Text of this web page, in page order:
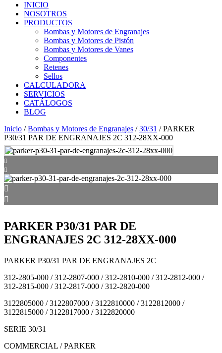
INICIO
NOSOTROS
PRODUCTOS
Bombas y Motores de Engranajes
Bombas y Motores de Pistón
Bombas y Motores de Vanes
Componentes
Retenes
Sellos
CALCULADORA
SERVICIOS
CATÁLOGOS
BLOG
Inicio /Bombas y Motores de Engranajes /30/31 / PARKER
P30/31 PAR DE ENGRANAJES 2C 312-28XX-000
PARKER P30/31 PAR DE
ENGRANAJES 2C 312-28XX-000
PARKER P30/31 PAR DE ENGRANAJES 2C
312-2805-000 / 312-2807-000 / 312-2810-000 / 312-2812-000 /
312-2815-000 / 312-2817-000 / 312-2820-000
3122805000 / 3122807000 / 3122810000 / 3122812000 /
3122815000 / 3122817000 / 3122820000
SERIE 30/31
COMMERCIAL / PARKER